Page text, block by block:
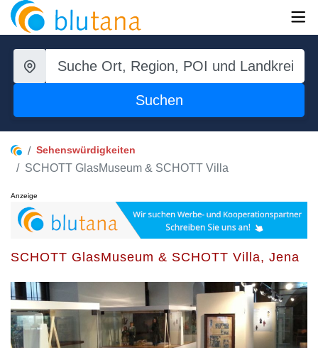
Suchen
Sehenswürdigkeiten
SCHOTT GlasMuseum & SCHOTT Villa
Anzeige
SCHOTT GlasMuseum & SCHOTT Villa, Jena